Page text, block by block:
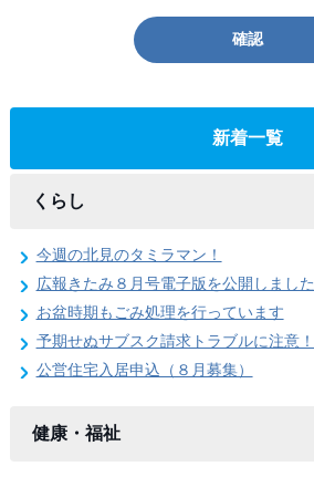
確認
新着一覧
くらし
今週の北見のタミラマン！
広報きたみ８月号電子版を公開しました
お盆時期もごみ処理を行っています
予期せぬサブスク請求トラブルに注意！
公営住宅入居申込（８月募集）
健康・福祉